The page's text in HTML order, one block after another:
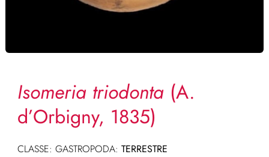
Isomeria triodonta(A.
d’Orbigny, 1835)
CLASSE: GASTROPODA: TERRESTRE